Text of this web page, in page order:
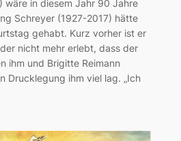
wäre in diesem Jahr 90 Jahre
Schreyer (1927-2017) hätte
gehabt. Kurz vorher ist er
nicht mehr erlebt, dass der
ihm und Brigitte Reimann
Drucklegung ihm viel lag. „Ich